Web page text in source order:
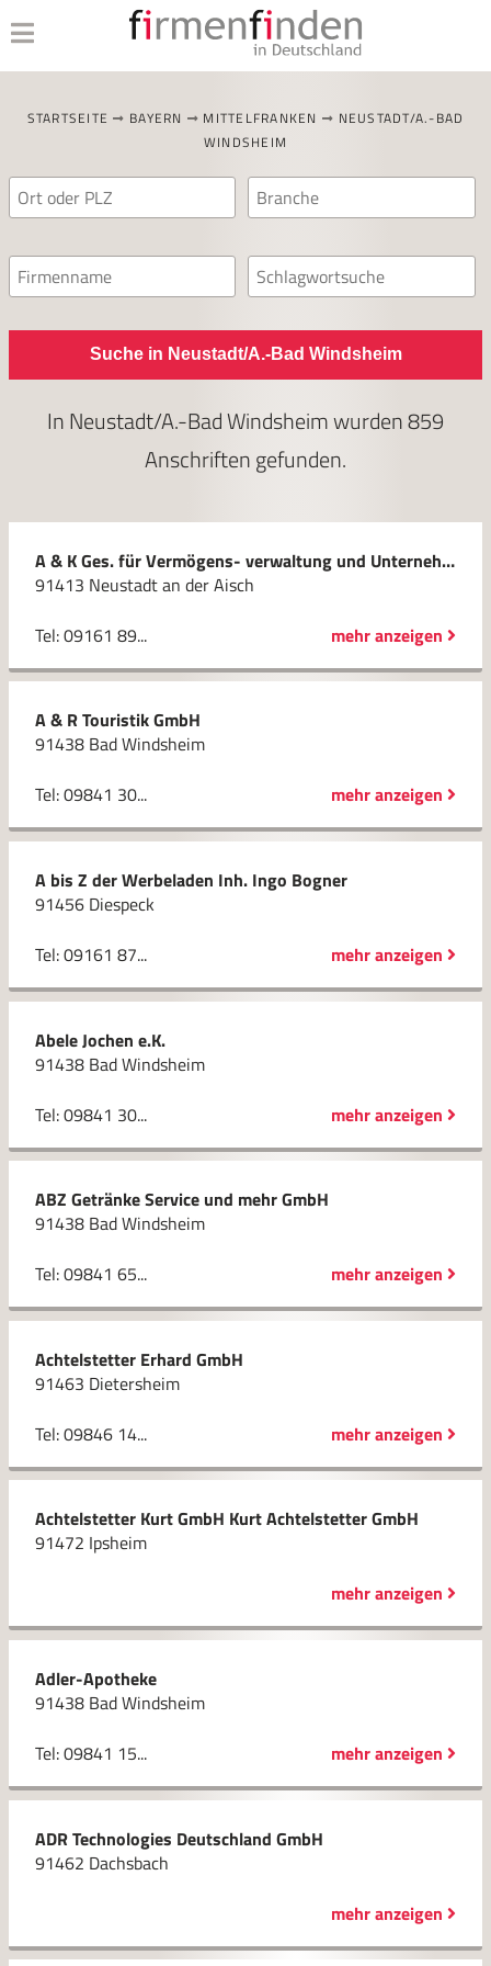
STARTSEITE BAYERN MITTELFRANKEN
NEUSTADT/A.-BAD
WINDSHEIM
Suche in Neustadt/A.-Bad Windsheim
InNeustadt/A.-Bad Windsheimwurden859
Anschriften gefunden.
A & K Ges. für Vermögens- verwaltung und Unternehmens- beratung mbH
91413 Neustadt an der Aisch
Tel: 09161 89...
mehr anzeigen
A & R Touristik GmbH
91438 Bad Windsheim
Tel: 09841 30...
mehr anzeigen
A bis Z der Werbeladen Inh. Ingo Bogner
91456 Diespeck
Tel: 09161 87...
mehr anzeigen
Abele Jochen e.K.
91438 Bad Windsheim
Tel: 09841 30...
mehr anzeigen
ABZ Getränke Service und mehr GmbH
91438 Bad Windsheim
Tel: 09841 65...
mehr anzeigen
Achtelstetter Erhard GmbH
91463 Dietersheim
Tel: 09846 14...
mehr anzeigen
Achtelstetter Kurt GmbH Kurt Achtelstetter GmbH
91472 Ipsheim
mehr anzeigen
Adler-Apotheke
91438 Bad Windsheim
Tel: 09841 15...
mehr anzeigen
ADR Technologies Deutschland GmbH
91462 Dachsbach
mehr anzeigen